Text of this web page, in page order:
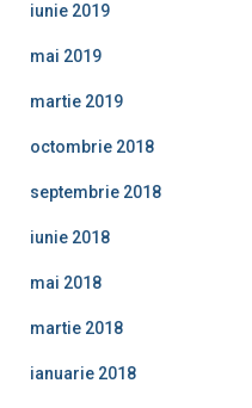
iunie 2019
mai 2019
martie 2019
octombrie 2018
septembrie 2018
iunie 2018
mai 2018
martie 2018
ianuarie 2018